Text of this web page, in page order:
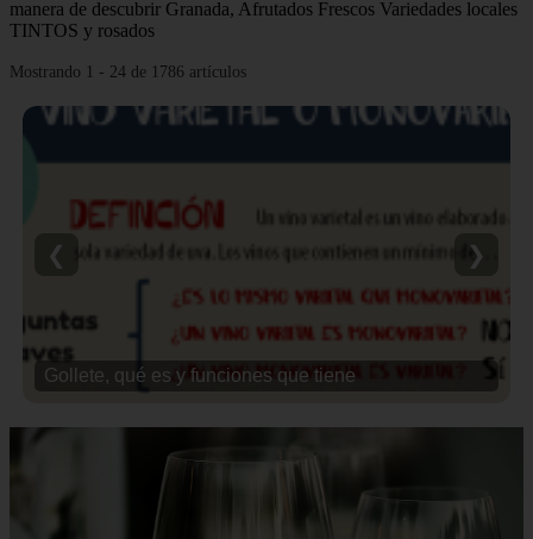
manera de descubrir Granada, Afrutados Frescos Variedades locales
TINTOS y rosados
Mostrando 1 - 24 de 1786 artículos
Gollete, qué es y funciones que tiene
❮ ❯